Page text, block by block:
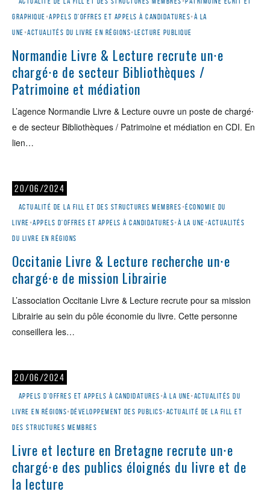
graphique •Appels d'offres et appels à candidatures•À la
une •Actualités du livre en régions•Lecture publique
Normandie Livre & Lecture recrute un⸱e
chargé⸱e de secteur Bibliothèques /
Patrimoine et médiation
L’agence Normandie Livre & Lecture ouvre un poste de chargé⸱
e de secteur Bibliothèques / Patrimoine et médiation en CDI. En
lien…
20/06/2024
Actualité de la Fill et des structures membres •Économie du
livre •Appels d'offres et appels à candidatures•À la une •Actualités
du livre en régions
Occitanie Livre & Lecture recherche un⸱e
chargé⸱e de mission Librairie
L’association Occitanie Livre & Lecture recrute pour sa mission
Librairie au sein du pôle économie du livre. Cette personne
conseillera les…
20/06/2024
Appels d'offres et appels à candidatures •À la une•Actualités du
livre en régions•Développement des publics•Actualité de la Fill et
des structures membres
Livre et lecture en Bretagne recrute un⸱e
chargé⸱e des publics éloignés du livre et de
la lecture